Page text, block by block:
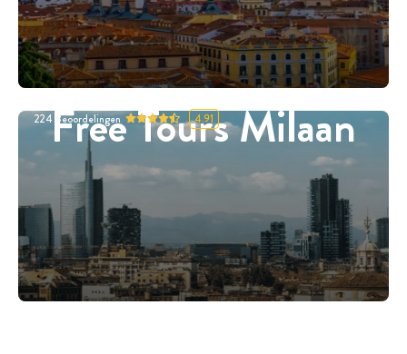
Free Tours Milaan
224 Beoordelingen 4.91